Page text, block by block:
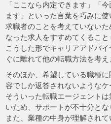
「ここなら内定できます」「
ます」といった言葉を巧みに使
求職者のことを考えていない
なった求人をすすめてくること
こうした形でキャリアアドバ
ぐに離れて他の転職方法を考え
そのほか、希望している職種
容でしか返答されないようなケ
そういった転職エージェント
いため、サポートが不十分とな
また、業種の中身が理解され